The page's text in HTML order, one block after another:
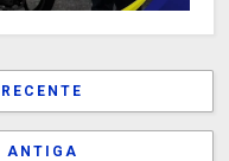
ANTIGA